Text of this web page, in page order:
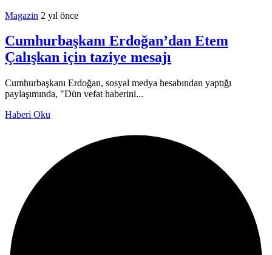
Magazin 2 yıl önce
Cumhurbaşkanı Erdoğan’dan Etem
Çalışkan için taziye mesajı
Cumhurbaşkanı Erdoğan, sosyal medya hesabından yaptığı
paylaşımında, "Dün vefat haberini...
Haberi Oku